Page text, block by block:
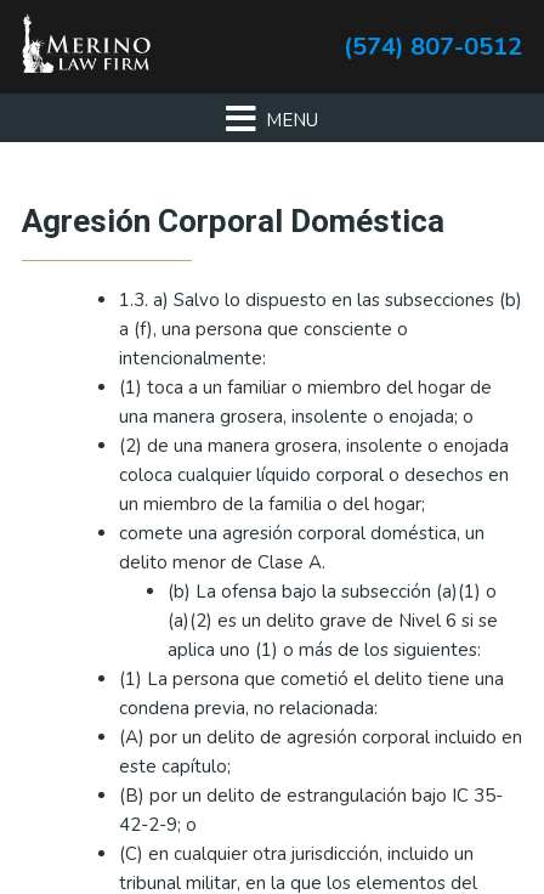
Skip
primary
Skip
main
Skip
primary
Skip
footer
(574) 807-0512
Agresión Corporal Doméstica
1.3. a) Salvo lo dispuesto en las subsecciones (b)
a (f), una persona que consciente o
intencionalmente:
(1) toca a un familiar o miembro del hogar de
una manera grosera, insolente o enojada; o
(2) de una manera grosera, insolente o enojada
coloca cualquier líquido corporal o desechos en
un miembro de la familia o del hogar;
comete una agresión corporal doméstica, un
delito menor de Clase A.
(b) La ofensa bajo la subsección (a)(1) o
(a)(2) es un delito grave de Nivel 6 si se
aplica uno (1) o más de los siguientes:
(1) La persona que cometió el delito tiene una
condena previa, no relacionada:
(A) por un delito de agresión corporal incluido en
este capítulo;
(B) por un delito de estrangulación bajo IC 35-
42-2-9; o
(C) en cualquier otra jurisdicción, incluido un
tribunal militar, en la que los elementos del
Primary
Sidebar